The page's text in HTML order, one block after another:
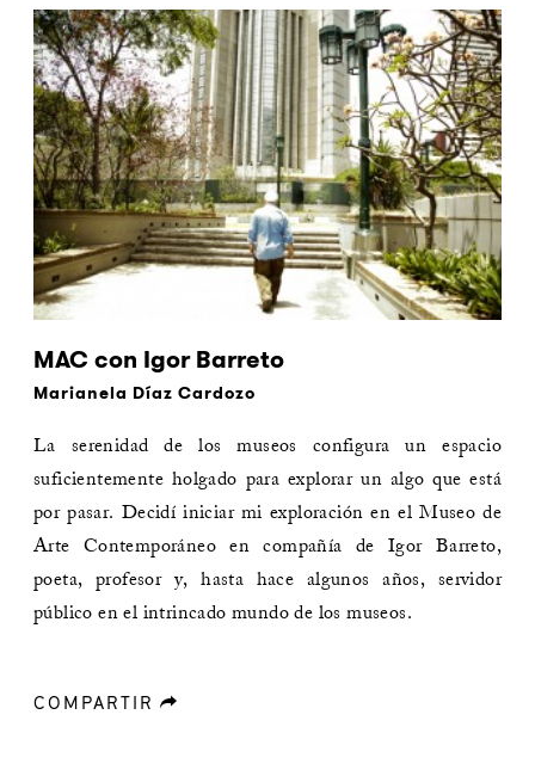
MAC con Igor Barreto
Marianela Díaz Cardozo
La serenidad de los museos configura un espacio
suficientemente holgado para explorar un algo que está
por pasar. Decidí iniciar mi exploración en el Museo de
Arte Contemporáneo en compañía de Igor Barreto,
poeta, profesor y, hasta hace algunos años, servidor
público en el intrincado mundo de los museos.
COMPARTIR forward